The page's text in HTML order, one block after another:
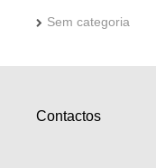
Sem categoria
Contactos